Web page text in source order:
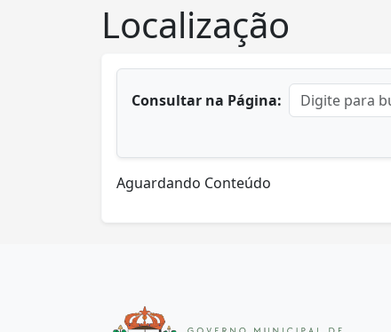
conteúdo principalLocalização
Consultar na Página:
Aguardando Conteúdo